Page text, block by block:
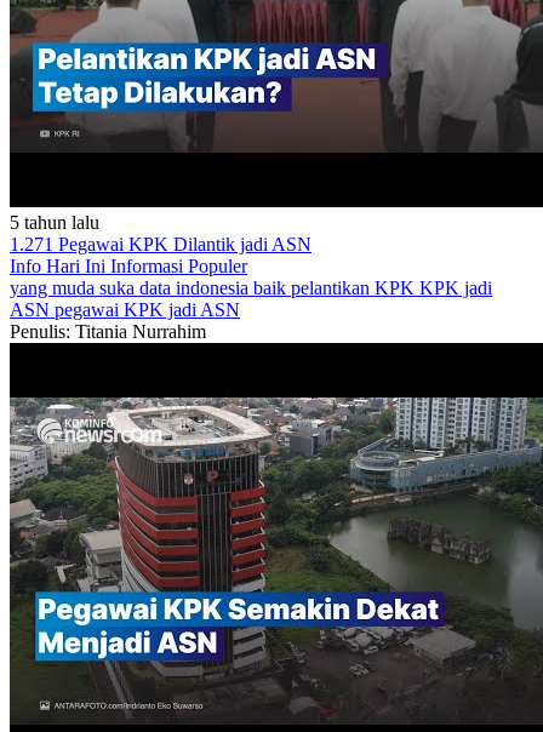
5 tahun lalu
1.271 Pegawai KPK Dilantik jadi ASN
Info Hari Ini Informasi Populer
yang muda suka data indonesia baik pelantikan KPK KPK jadi
ASN pegawai KPK jadi ASN
Penulis: Titania Nurrahim